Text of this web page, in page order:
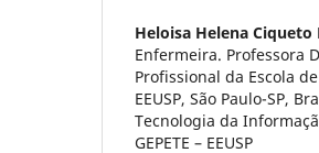
Heloisa Helena Ciqueto
Enfermeira. Professora
Profissional da Escola
EEUSP, São Paulo-SP,
Tecnologia da
GEPETE – EEUSP